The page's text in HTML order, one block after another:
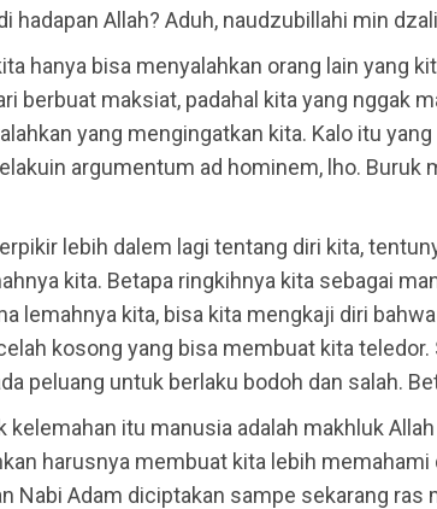
hadapan Allah? Aduh, naudzubillahi min
hanya bisa menyalahkan orang lain yang
berbuat maksiat, padahal kita yang nggak
yang mengingatkan kita. Kalo itu yang
argumentum ad hominem, lho. Buruk
lebih dalem lagi tentang diri kita,
kita. Betapa ringkihnya kita sebagai
lemahnya kita, bisa kita mengkaji diri
kosong yang bisa membuat kita teledor.
peluang untuk berlaku bodoh dan salah.
kelemahan itu manusia adalah makhluk
harusnya membuat kita lebih memahami
Nabi Adam diciptakan sampe sekarang ras